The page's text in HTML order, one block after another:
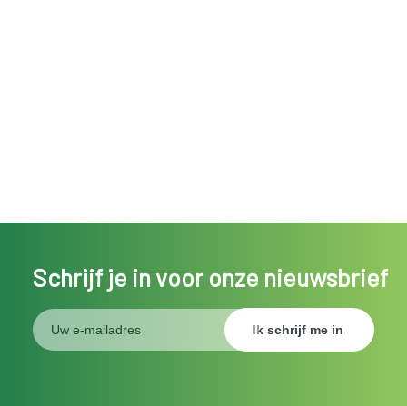
Schrijf je in voor onze nieuwsbrief